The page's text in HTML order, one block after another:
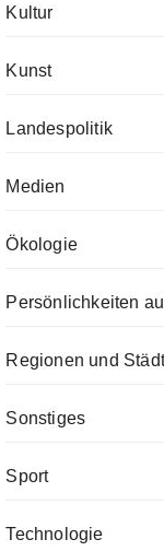
Kultur
Kunst
Landespolitik
Medien
Ökologie
Persönlichkeiten
Regionen und
Sonstiges
Sport
Technologie